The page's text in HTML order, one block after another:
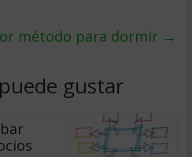
método para dormir →
gustar